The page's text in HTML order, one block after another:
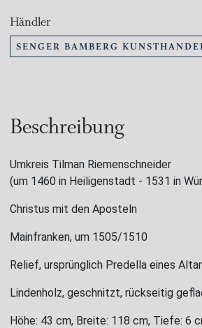
Händler
SENGER BAMBERG
Beschreibung
Umkreis Tilman Riemenschneider
(um 1460 in Heiligenstadt - 1531 in
Christus mit den Aposteln
Mainfranken, um 1505/1510
Relief, ursprünglich Predella eines
Lindenholz, geschnitzt, rückseitig
Höhe: 43 cm, Breite: 118 cm, Tiefe: 6